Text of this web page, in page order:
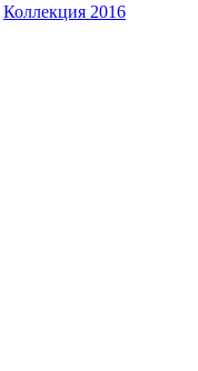
Коллекция 2016